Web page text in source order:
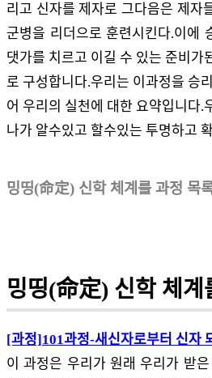
리고 신자를 제자로 그다음은 제자
군병을 리더으로 훈련시킨다.이에
댓가를 치르고 이길 수 있는 준비가
로 구성합니다.우리는 이과정을 승
어 우리의 실천에 대한 요약입니다.
나가 알수있고 할수있는 투명하고
밍띵(命定) 신학 체계를 과정 목
밍띵(命定) 신학 체계
[과정]101과정-새신자로부터 신자
이 과정은 우리가 원래 우리가 받